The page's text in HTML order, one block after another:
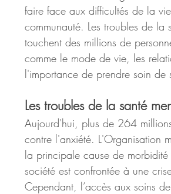
faire face aux difficultés de la
communauté. Les troubles de
touchent des millions de
comme le mode de vie, les
l'importance de prendre soin de
Les troubles de la santé
Aujourd'hui, plus de 264
contre l'anxiété. L'Organisation
la principale cause de
société est confrontée à une
Cependant, l’accès aux soins